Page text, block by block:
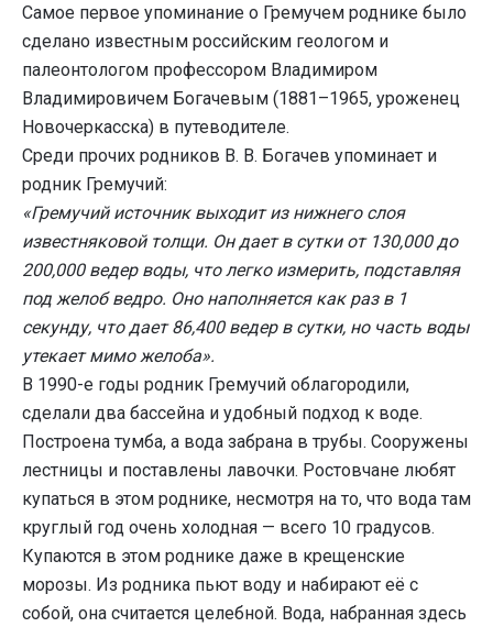
Самое первое упоминание о Гремучем роднике было
сделано известным российским геологом и
палеонтологом профессором Владимиром
Владимировичем Богачевым (1881–1965, уроженец
Новочеркасска) в путеводителе.
Среди прочих родников В. В. Богачев упоминает и
родник Гремучий:
«Гремучий источник выходит из нижнего слоя
известняковой толщи. Он дает в сутки от 130,000 до
200,000 ведер воды, что легко измерить, подставляя
под желоб ведро. Оно наполняется как раз в 1
секунду, что дает 86,400 ведер в сутки, но часть воды
утекает мимо желоба».
В 1990-е годы родник Гремучий облагородили,
сделали два бассейна и удобный подход к воде.
Построена тумба, а вода забрана в трубы. Сооружены
лестницы и поставлены лавочки. Ростовчане любят
купаться в этом роднике, несмотря на то, что вода там
круглый год очень холодная — всего 10 градусов.
Купаются в этом роднике даже в крещенские
морозы. Из родника пьют воду и набирают её с
собой, она считается целебной. Вода, набранная здесь